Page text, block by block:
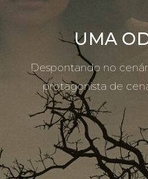
UMA
Despontando no
protagonista de